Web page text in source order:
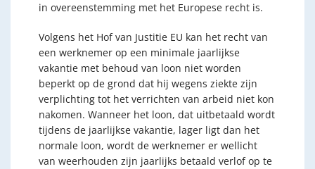
in overeenstemming met het Europese recht is.
Volgens het Hof van Justitie EU kan het recht van
een werknemer op een minimale jaarlijkse
vakantie met behoud van loon niet worden
beperkt op de grond dat hij wegens ziekte zijn
verplichting tot het verrichten van arbeid niet kon
nakomen. Wanneer het loon, dat uitbetaald wordt
tijdens de jaarlijkse vakantie, lager ligt dan het
normale loon, wordt de werknemer er wellicht
van weerhouden zijn jaarlijks betaald verlof op te